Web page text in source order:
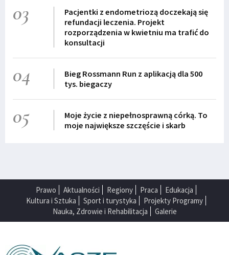
03
Pacjentki z endometriozą doczekają się
refundacji leczenia. Projekt
rozporządzenia w kwietniu ma trafić do
konsultacji
04
Bieg Rossmann Run z aplikacją dla 500
tys. biegaczy
05
Moje życie z niepełnosprawną córką. To
moje największe szczęście i skarb
Prawo Aktualności Regiony Praca
Edukacja
Kultura i Sztuka
Sport i turystyka
Projekty Programy
Nauka, Zdrowie i Rehabilitacja
Galerie